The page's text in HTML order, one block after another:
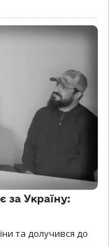
за Україну:
та долучився до